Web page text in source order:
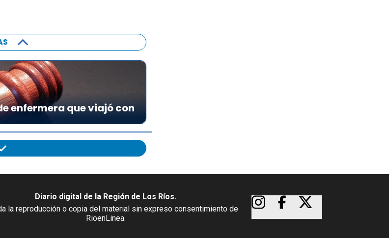
enfermera que viajó con
Diario digital de la Región de Los Ríos.
la reproducción o copia del material sin expreso consentimiento de
RioenLinea.